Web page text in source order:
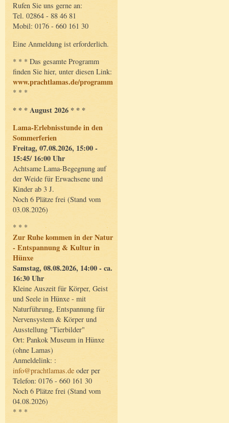
Rufen Sie uns gerne an:
Tel. 02864 - 88 46 81
Mobil: 0176 - 660 161 30
Eine Anmeldung ist erforderlich.
* * * Das gesamte Programm
finden Sie hier, unter diesen Link:
www.prachtlamas.de/programm
* * *
* * * August 2026 * * *
Lama-Erlebnisstunde in den
Sommerferien
Freitag, 07.08.2026, 15:00 -
15:45/ 16:00 Uhr
Achtsame Lama-Begegnung auf
der Weide für Erwachsene und
Kinder ab 3 J.
Noch 6 Plätze frei (Stand vom
03.08.2026)
* * *
Zur Ruhe kommen in der Natur
- Entspannung & Kultur in
Hünxe
Samstag, 08.08.2026, 14:00 - ca.
16:30 Uhr
Kleine Auszeit für Körper, Geist
und Seele in Hünxe - mit
Naturführung, Entspannung für
Nervensystem & Körper und
Ausstellung "Tierbilder"
Ort: Pankok Museum in Hünxe
(ohne Lamas)
Anmeldelink: :
info@prachtlamas.de oder per
Telefon: 0176 - 660 161 30
Noch 6 Plätze frei (Stand vom
04.08.2026)
* * *